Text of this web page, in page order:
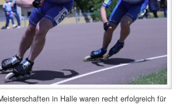
in Halle waren recht erfolgreich für